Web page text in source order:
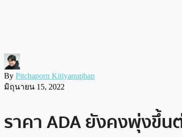
By Pitchaporn Kitiyanuphap
มิถุนายน 15, 2022
ราคา ADA ยังคงพุ่งขึ้น